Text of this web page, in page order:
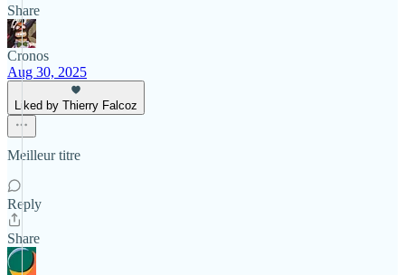
Share
Cronos
Aug 30, 2025
Liked by Thierry Falcoz
Meilleur titre
Reply
Share